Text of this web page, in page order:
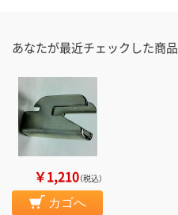
あなたが最近チェックした商品
￥1,210（税込）
カゴへ